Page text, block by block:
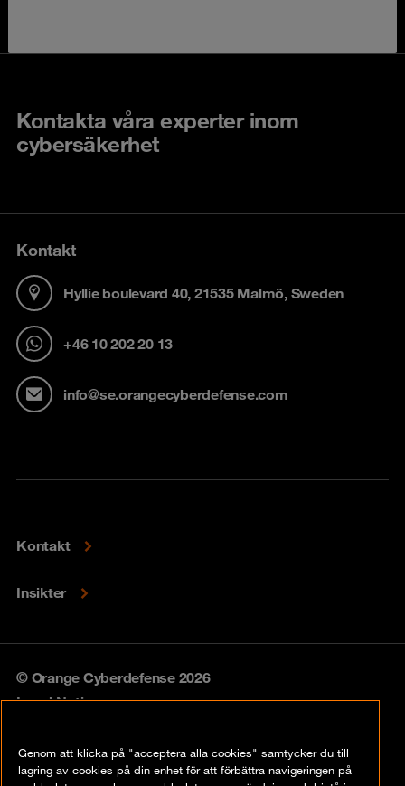
Kontakta våra experter inom
cybersäkerhet
Kontakt
Hyllie boulevard 40, 21535 Malmö, Sweden
+46 10 202 20 13
info@se.orangecyberdefense.com
Kontakt
Insikter
© Orange Cyberdefense 2026
Legal Notice
Vulnerability policy
Genom att klicka på "acceptera alla cookies" samtycker du till
lagring av cookies på din enhet för att förbättra navigeringen på